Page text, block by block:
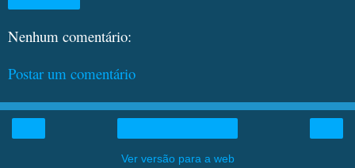
Nenhum comentário:
Postar um comentário
Ver versão para a web